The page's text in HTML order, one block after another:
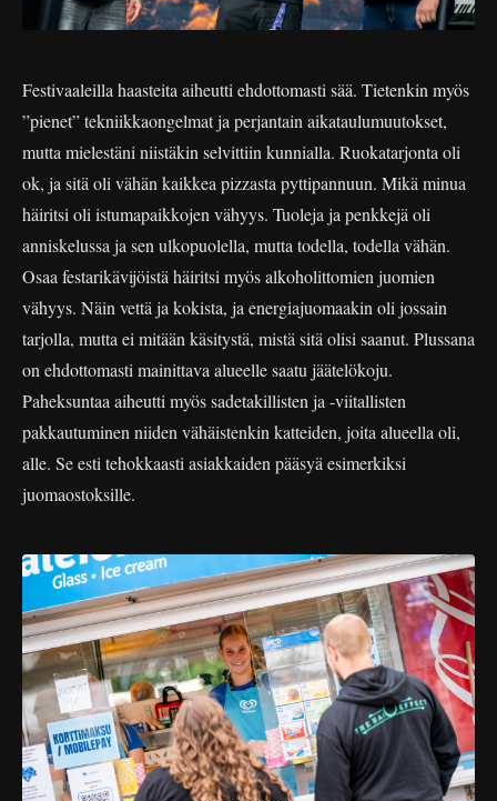
Festivaaleilla haasteita aiheutti ehdottomasti sää. Tietenkin myös
”pienet” tekniikkaongelmat ja perjantain aikataulumuutokset,
mutta mielestäni niistäkin selvittiin kunnialla. Ruokatarjonta oli
ok, ja sitä oli vähän kaikkea pizzasta pyttipannuun. Mikä minua
häiritsi oli istumapaikkojen vähyys. Tuoleja ja penkkejä oli
anniskelussa ja sen ulkopuolella, mutta todella, todella vähän.
Osaa festarikävijöistä häiritsi myös alkoholittomien juomien
vähyys. Näin vettä ja kokista, ja energiajuomaakin oli jossain
tarjolla, mutta ei mitään käsitystä, mistä sitä olisi saanut. Plussana
on ehdottomasti mainittava alueelle saatu jäätelökoju.
Paheksuntaa aiheutti myös sadetakillisten ja -viitallisten
pakkautuminen niiden vähäistenkin katteiden, joita alueella oli,
alle. Se esti tehokkaasti asiakkaiden pääsyä esimerkiksi
juomaostoksille.